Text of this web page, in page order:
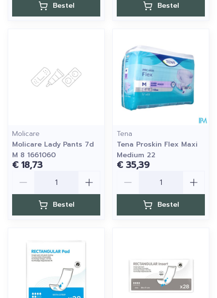
Bestel Bestel
Molicare
Molicare Lady Pants 7d
M 8 1661060
€ 18,73
Bestel
Tena
Tena Proskin Flex Maxi
Medium 22
€ 35,39
Bestel